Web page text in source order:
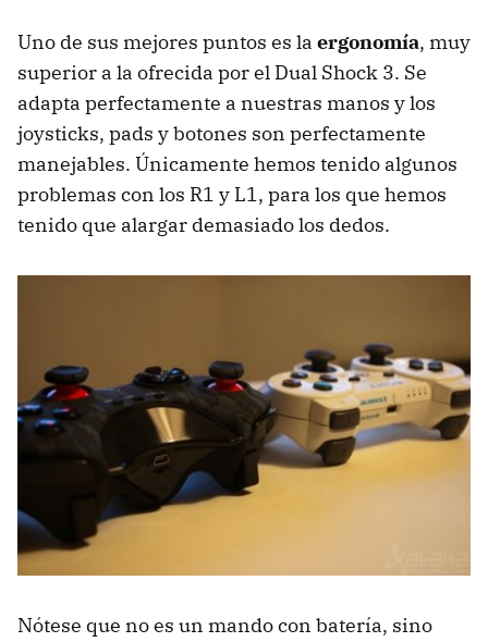
Uno de sus mejores puntos es la ergonomía, muy
superior a la ofrecida por el Dual Shock 3. Se
adapta perfectamente a nuestras manos y los
joysticks, pads y botones son perfectamente
manejables. Únicamente hemos tenido algunos
problemas con los R1 y L1, para los que hemos
tenido que alargar demasiado los dedos.
Nótese que no es un mando con batería, sino